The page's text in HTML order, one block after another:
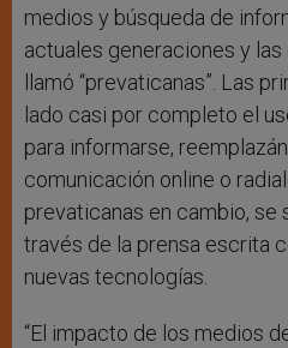
medios y búsqueda de
actuales generaciones y las
llamó “prevaticanas”. Las
lado casi por completo el
para informarse,
comunicación online o
prevaticanas en cambio, se
través de la prensa escrita
nuevas tecnologías.
“El impacto de los medios